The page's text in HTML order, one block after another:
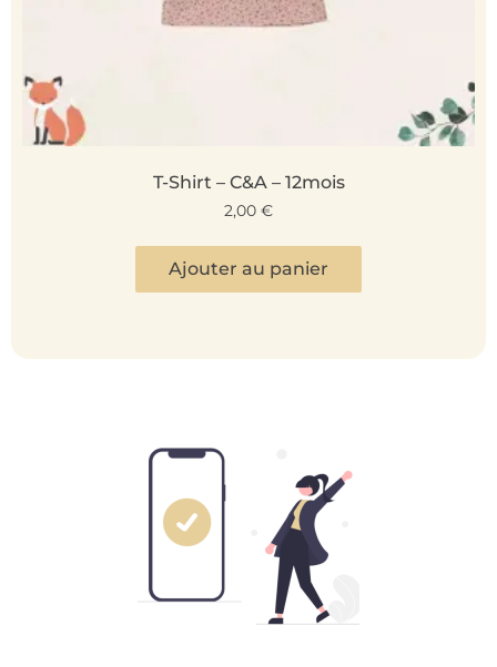
T-Shirt – C&A – 12mois
2,00 €
Ajouter au panier